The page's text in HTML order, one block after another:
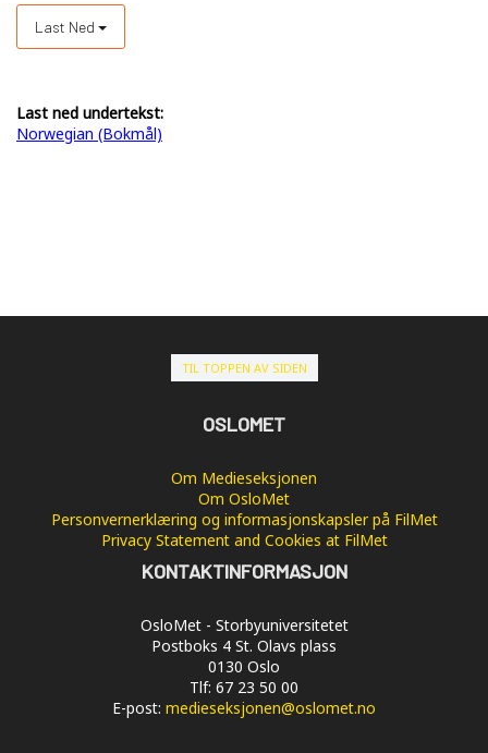
Last Ned
Last ned undertekst:
Norwegian (Bokmål)
TIL TOPPEN AV SIDEN
OSLOMET
Om Medieseksjonen
Om OsloMet
Personvernerklæring og informasjonskapsler på FilMet
Privacy Statement and Cookies at FilMet
KONTAKTINFORMASJON
OsloMet - Storbyuniversitetet
Postboks 4 St. Olavs plass
0130 Oslo
Tlf: 67 23 50 00
E-post: medieseksjonen@oslomet.no